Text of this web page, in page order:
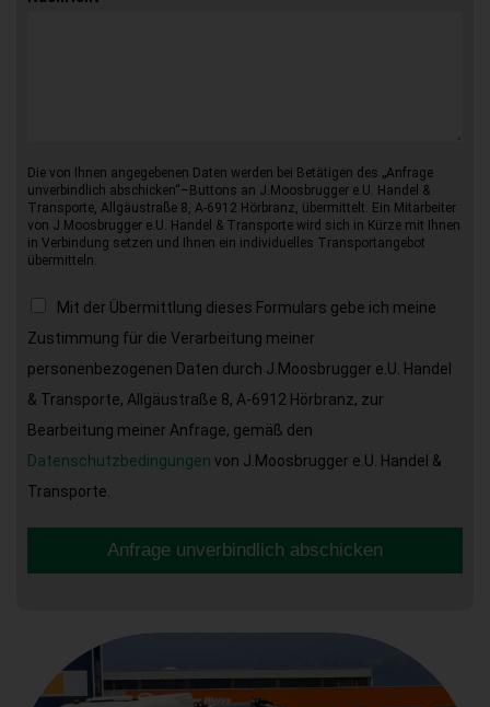
Die von Ihnen angegebenen Daten werden bei Betätigen des „Anfrage
unverbindlich abschicken“–Buttons an J.Moosbrugger e.U. Handel &
Transporte, Allgäustraße 8, A-6912 Hörbranz, übermittelt. Ein Mitarbeiter
von J.Moosbrugger e.U. Handel & Transporte wird sich in Kürze mit Ihnen
in Verbindung setzen und Ihnen ein individuelles Transportangebot
übermitteln.
Mit der Übermittlung dieses Formulars gebe ich meine
Zustimmung für die Verarbeitung meiner
personenbezogenen Daten durch J.Moosbrugger e.U. Handel
& Transporte, Allgäustraße 8, A-6912 Hörbranz, zur
Bearbeitung meiner Anfrage, gemäß den
Datenschutzbedingungen von J.Moosbrugger e.U. Handel &
Transporte.
Anfrage unverbindlich abschicken